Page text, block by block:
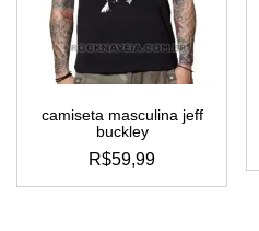
escolhidas
na
página
produto
camiseta masculina jeff
buckley
R$59,99
este